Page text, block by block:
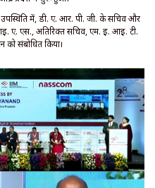
उपस्थिति में, डी. ए. आर. पी. जी. के सचिव और
ए. एस., अतिरिक्त सचिव, एम. ई. आई. टी.
संबोधित किया।